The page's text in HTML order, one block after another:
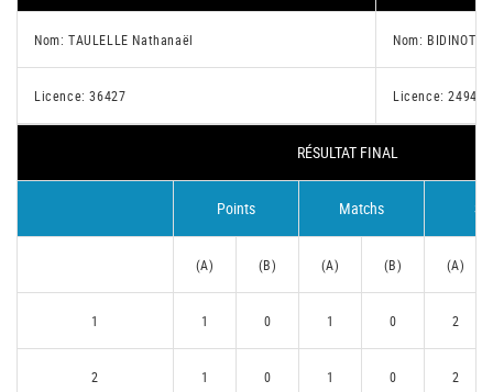
Nom: TAULELLE Nathanaël Nom: BIDINOT
Licence: 36427 Licence: 24943
RÉSULTAT FINAL
Points Matchs
(A) (B) (A) (B) (A)
1 1 0 1 0 2
2 1 0 1 0 2